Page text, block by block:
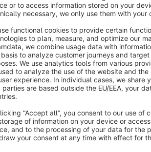
Als junges und aufstrebendes
Hier sind wir Profis, die mit
bewältigen. Lassen Sie sich von
Gerne unterbreiten wir Ihnen ein